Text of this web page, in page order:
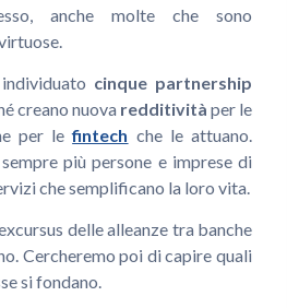
anche molte che sono
cinque partnership
creano nuova redditività per le
per lefintech che le attuano.
più persone e imprese di
che semplificano la loro vita.
delle alleanze tra banche
Cercheremo poi di capire quali
si fondano.